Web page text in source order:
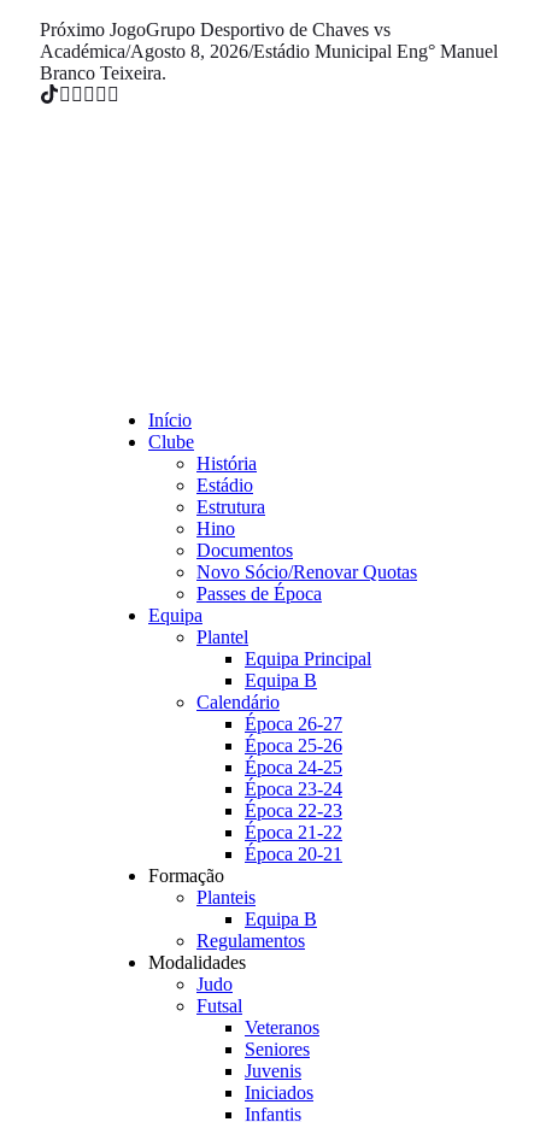
Próximo JogoGrupo Desportivo de Chaves vs
Académica/Agosto 8, 2026/Estádio Municipal Eng° Manuel
Branco Teixeira.
Início
Clube
História
Estádio
Estrutura
Hino
Documentos
Novo Sócio/Renovar Quotas
Passes de Época
Equipa
Plantel
Equipa Principal
Equipa B
Calendário
Época 26-27
Época 25-26
Época 24-25
Época 23-24
Época 22-23
Época 21-22
Época 20-21
Formação
Planteis
Equipa B
Regulamentos
Modalidades
Judo
Futsal
Veteranos
Seniores
Juvenis
Iniciados
Infantis